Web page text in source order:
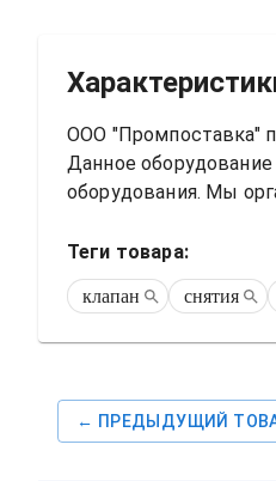
ООО "Промпоставка"
Данное
оборудования. Мы
Теги товара:
клапан снятия
← ПРЕДЫДУЩИЙ